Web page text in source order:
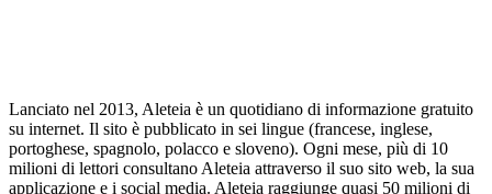
Lanciato nel 2013, Aleteia è un quotidiano di informazione gratuito
su internet. Il sito è pubblicato in sei lingue (francese, inglese,
portoghese, spagnolo, polacco e sloveno). Ogni mese, più di 10
milioni di lettori consultano Aleteia attraverso il suo sito web, la sua
applicazione e i social media. Aleteia raggiunge quasi 50 milioni di